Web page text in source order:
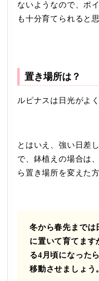
ないようなので、ポ
も十分育てられると
置き場所は？
ルピナスは日光がよ
とはいえ、強い日差
で、鉢植えの場合は
ら置き場所を変えた
冬から春先までは
に置いて育てます
る4月頃になった
移動させましょう